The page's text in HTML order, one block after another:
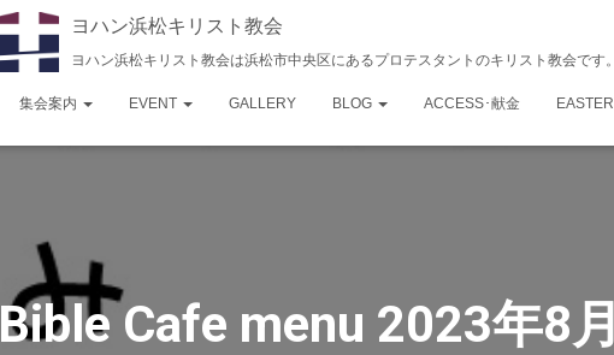
ヨハン浜松キリスト教会
ヨハン浜松キリスト教会は浜松市中央区にあるプロテスタントのキリスト教会です。
集会案内 EVENT GALLERY BLOG ACCESS･献金 EASTER
Bible Cafe menu 2023年8月